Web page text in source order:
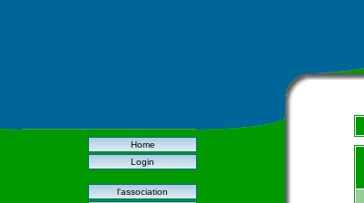
Home
Login
l'association